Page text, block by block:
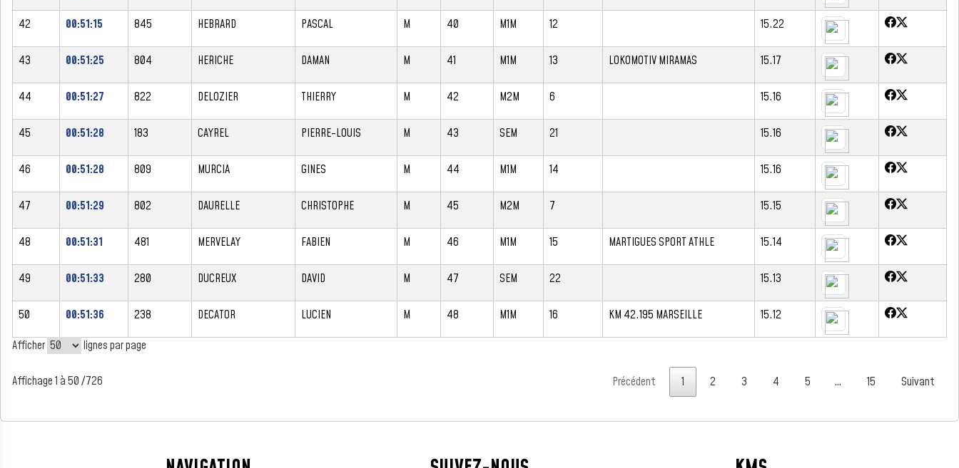
42 00:51:15 845 HEBRARD PASCAL M 40 M1M 12 15.22
43 00:51:25 804 HERICHE DAMAN M 41 M1M 13 LOKOMOTIV MIRAMAS 15.17
44 00:51:27 822 DELOZIER THIERRY M 42 M2M 6 15.16
45 00:51:28 183 CAYREL PIERRE-LOUIS M 43 SEM 21 15.16
46 00:51:28 809 MURCIA GINES M 44 M1M 14 15.16
47 00:51:29 802 DAURELLE CHRISTOPHE M 45 M2M 7 15.15
48 00:51:31 481 MERVELAY FABIEN M 46 M1M 15 MARTIGUES SPORT ATHLE 15.14
49 00:51:33 280 DUCREUX DAVID M 47 SEM 22 15.13
50 00:51:36 238 DECATOR LUCIEN M 48 M1M 16 KM 42.195 MARSEILLE
15.12
Afficher
lignes par page
Affichage 1 à 50 /726 Précédent 1 2 3 4 5 … 15 Suivant